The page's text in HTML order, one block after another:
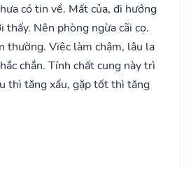
có tin về. Mất của, đi hướng
thấy. Nên phòng ngừa cãi cọ.
thường. Việc làm chậm, lâu la
chắn. Tính chất cung này trì
thì tăng xấu, gặp tốt thì tăng